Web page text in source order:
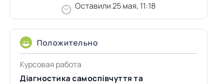
Оставили 25 мая, 11:18
Положительно
Курсовая работа
Діагностика самоспівчуття та